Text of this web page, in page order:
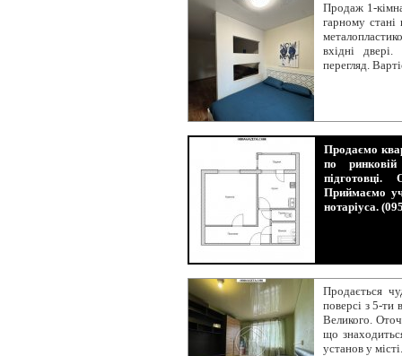
Продаж 1-
гарному стані
вхідні
перегляд.
Продаємо
по
підготовці.
Приймаємо
нотаріуса.
Продається
поверсі з 5-ти
Великого.
що
установ у